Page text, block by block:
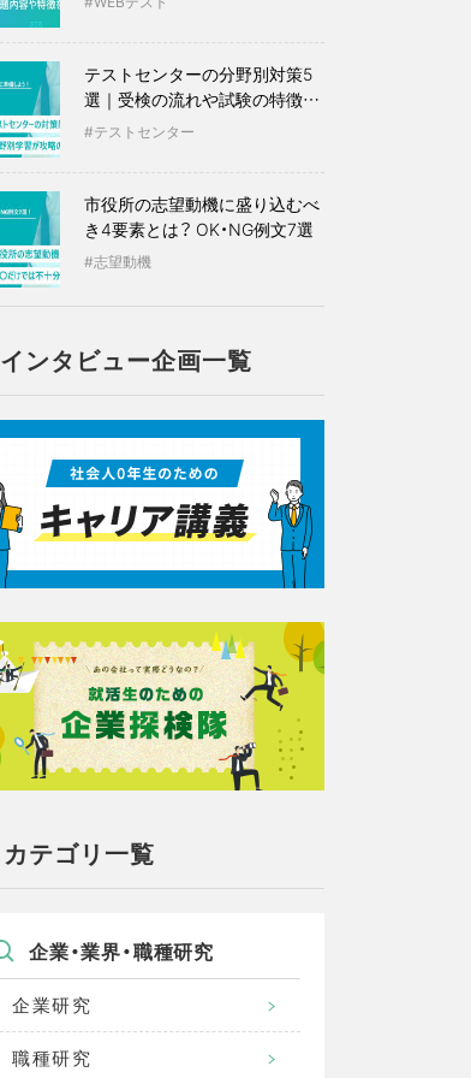
テストセンターの分野別対策5
選｜受検の流れや試験の特徴も
紹介
テストセンター
市役所の志望動機に盛り込むべ
き4要素とは？ OK・NG例文7選
志望動機
インタビュー企画一覧
カテゴリ一覧
企業・業界・職種研究
企業研究
職種研究